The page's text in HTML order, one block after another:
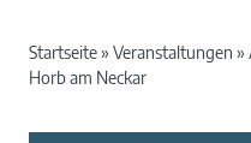
Startseite» Veranstaltungen »
Horb am Neckar